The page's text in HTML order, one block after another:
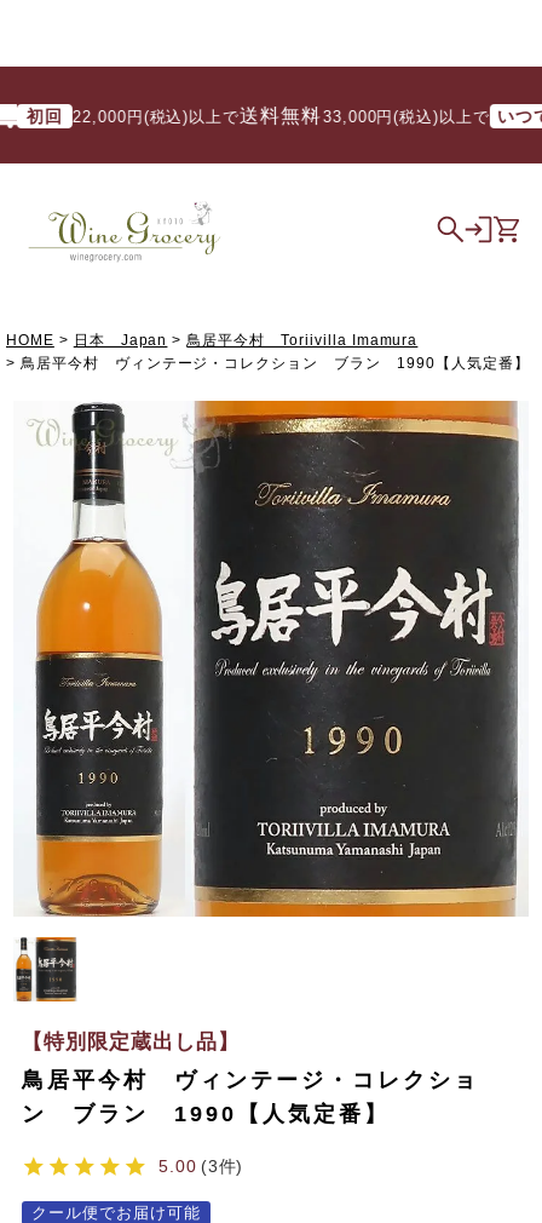
22,000円(税込)以上で送料無料/ 33,000円(税込)以上で いつでも
HOME 日本 Japan
鳥居平今村 Toriivilla Imamura
鳥居平今村 ヴィンテージ・コレクション ブラン 1990【人気定番】
【特別限定蔵出し品】
鳥居平今村 ヴィンテージ・コレクショ
ン ブラン 1990【人気定番】
5.00 3
クール便でお届け可能